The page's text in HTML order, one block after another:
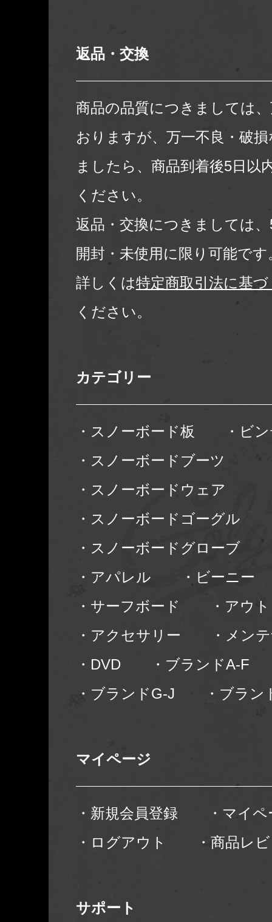
返品・交換
商品の品質につきましては
おりますが、万一不良・破
ましたら、商品到着後5日以
ください。
返品・交換につきましては
開封・未使用に限り可能です
詳しくは特定商取引法に基
ください。
カテゴリー
・スノーボード板
・ビ
・スノーボードブーツ
・スノーボードウェア
・スノーボードゴーグル
・スノーボードグローブ
・アパレル
・ビーニー
・サーフボード
・アウ
・アクセサリー
・メン
・DVD
・ブランドA-F
・ブランドG-J
・ブラン
マイページ
・新規会員登録
・マイ
・ログアウト
・商品レ
サポート